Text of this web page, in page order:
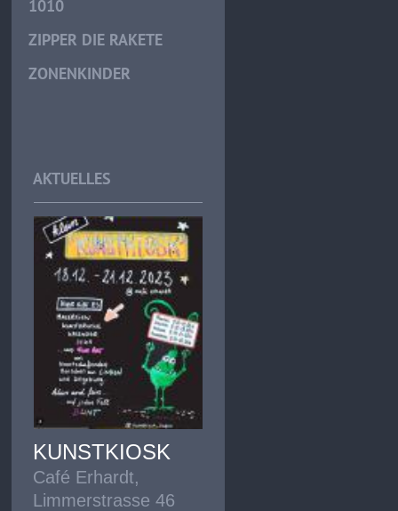
1010
ZIPPER DIE RAKETE
ZONENKINDER
AKTUELLES
KUNSTKIOSK
Café Erhardt,
Limmerstrasse 46